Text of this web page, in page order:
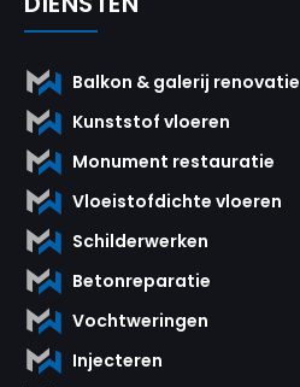
Balkon & galerij renovatie
Kunststof vloeren
Monument restauratie
Vloeistofdichte vloeren
Schilderwerken
Betonreparatie
Vochtweringen
Injecteren